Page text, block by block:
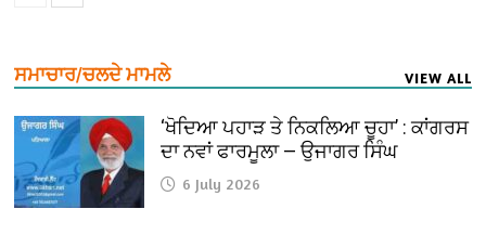
ਸਮਾਚਾਰ/ਚਲਦੇ ਮਾਮਲੇ VIEW ALL
‘ਖੋਦਿਆ ਪਹਾੜ ਤੇ ਨਿਕਲਿਆ ਚੂਹਾ’ : ਕਾਂਗਰਸ
ਦਾ ਨਵਾਂ ਫਾਰਮੂਲਾ — ਉਜਾਗਰ ਸਿੰਘ
6 July 2026